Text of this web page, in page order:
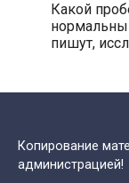
Какой
пишут,
Копирование
администрацией!